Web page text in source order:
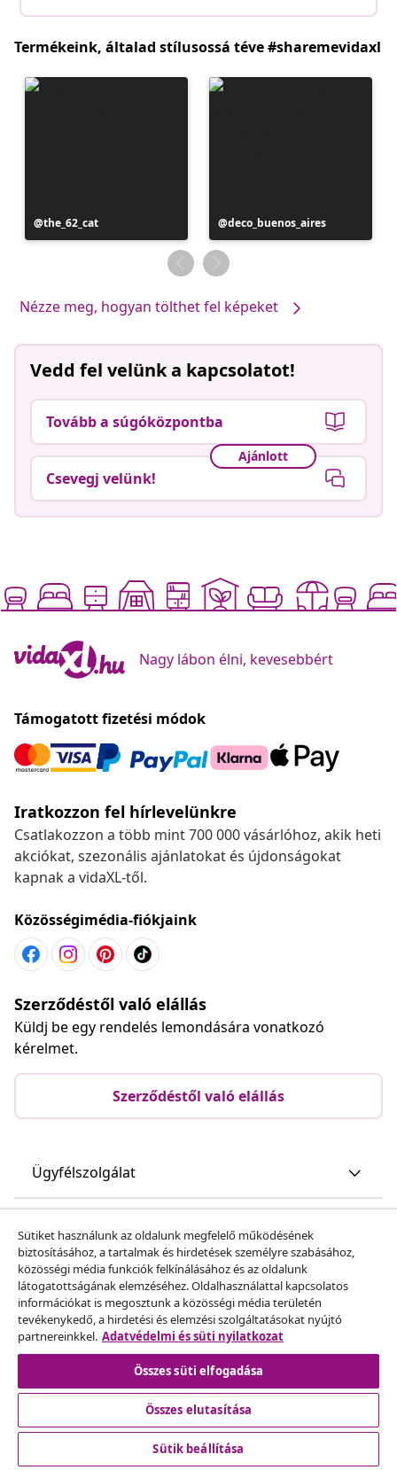
Termékeink, általad stílusossá téve #sharemevidaxl
Bejegyzés
közzétevője
the_62_cat
Bejegyzés
közzétevője
deco_buenos_aires
Nézze meg, hogyan tölthet fel képeket
Vedd fel velünk a kapcsolatot!
Tovább a súgóközpontba
Ajánlott
Csevegj velünk!
Nagy lábon élni, kevesebbért
Támogatott fizetési módok
Iratkozzon fel hírlevelünkre
Csatlakozzon a több mint 700 000 vásárlóhoz, akik heti
akciókat, szezonális ajánlatokat és újdonságokat
kapnak a vidaXL-től.
Közösségimédia-fiókjaink
Szerződéstől való elállás
Küldj be egy rendelés lemondására vonatkozó
kérelmet.
Szerződéstől való elállás
Ügyfélszolgálat
vidaXL
Fedezz fel többet
Sütiket használunk az oldalunk megfelelő működésének
biztosításához, a tartalmak és hirdetések személyre szabásához,
közösségi média funkciók felkínálásához és az oldalunk
látogatottságának elemzéséhez. Oldalhasználattal kapcsolatos
információkat is megosztunk a közösségi média területén
tevékenykedő, a hirdetési és elemzési szolgáltatásokat nyújtó
partnereinkkel. Adatvédelmi és süti nyilatkozat
Összes süti elfogadása
Összes elutasítása
Sütik beállítása